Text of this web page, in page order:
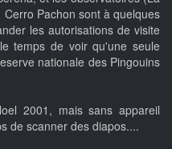
Pachon sont à quelques
les autorisations de visite
temps de voir qu'une seule
nationale des Pingouins
2001, mais sans appareil
de scanner des diapos....